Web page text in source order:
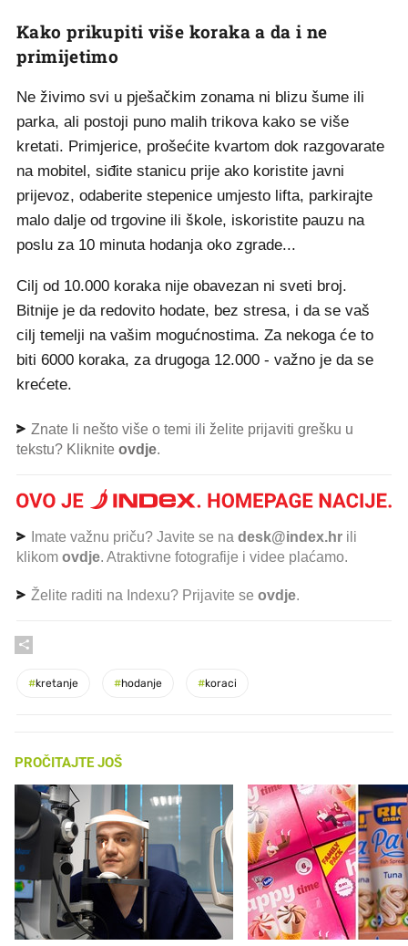
Kako prikupiti više koraka a da i ne
primijetimo
Ne živimo svi u pješačkim zonama ni blizu šume ili
parka, ali postoji puno malih trikova kako se više
kretati. Primjerice, prošećite kvartom dok razgovarate
na mobitel, siđite stanicu prije ako koristite javni
prijevoz, odaberite stepenice umjesto lifta, parkirajte
malo dalje od trgovine ili škole, iskoristite pauzu na
poslu za 10 minuta hodanja oko zgrade...
Cilj od 10.000 koraka nije obavezan ni sveti broj.
Bitnije je da redovito hodate, bez stresa, i da se vaš
cilj temelji na vašim mogućnostima. Za nekoga će to
biti 6000 koraka, za drugoga 12.000 - važno je da se
krećete.
Znate li nešto više o temi ili želite prijaviti grešku u
tekstu? Kliknite ovdje.
Imate važnu priču? Javite se na desk@index.hr ili
klikom ovdje. Atraktivne fotografije i videe plaćamo.
Želite raditi na Indexu? Prijavite se ovdje.
#kretanje #hodanje #koraci
PROČITAJTE JOŠ